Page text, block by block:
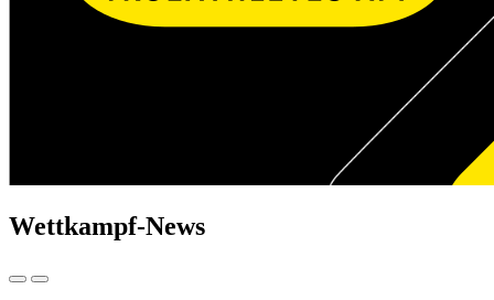
Wettkampf-News